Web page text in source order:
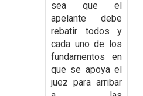
sea que el
apelante debe
rebatir todos y
cada uno de los
fundamentos en
que se apoya el
juez para arribar